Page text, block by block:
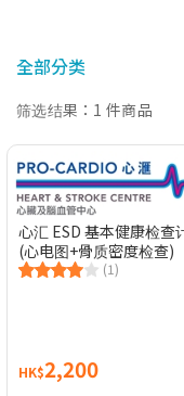
@section
全部分类
筛选结果：1 件商品
心汇 ESD 基本健康检查
(心电图+骨质密度检查)
(1)
HK$2,200